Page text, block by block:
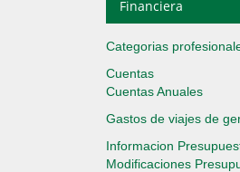
Financiera
Categorias
Cuentas
Cuentas Anuales
Gastos de viajes de
Informacion
Modificaciones